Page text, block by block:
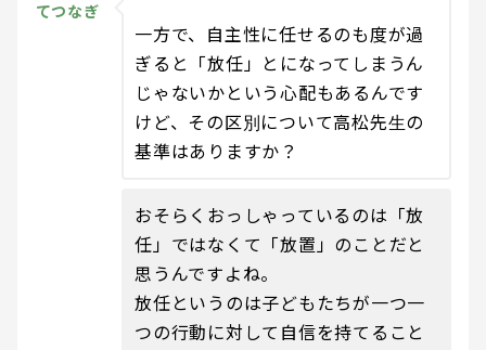
てつなぎ
一方で、自主性に任せるのも度が過
ぎると「放任」とになってしまうん
じゃないかという心配もあるんです
けど、その区別について高松先生の
基準はありますか？
おそらくおっしゃっているのは「放
任」ではなくて「放置」のことだと
思うんですよね。
放任というのは子どもたちが一つ一
つの行動に対して自信を持てること